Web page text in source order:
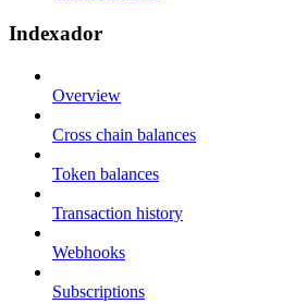
Indexador
Overview
Cross chain balances
Token balances
Transaction history
Webhooks
Subscriptions